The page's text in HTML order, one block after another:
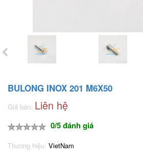
BULONG INOX 201 M6X50
Giá bán: Liên hệ
0/5 đánh giá
Thương hiệu: VietNam